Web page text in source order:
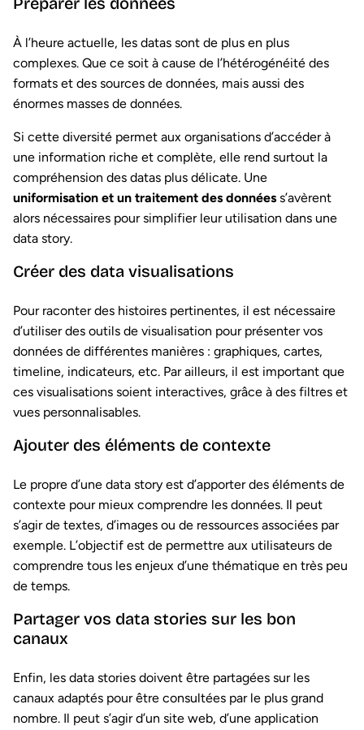
À l’heure actuelle, les datas sont de plus en plus
complexes. Que ce soit à cause de l’hétérogénéité des
formats et des sources de données, mais aussi des
énormes masses de données.
Si cette diversité permet aux organisations d’accéder à
une information riche et complète, elle rend surtout la
compréhension des datas plus délicate. Une
uniformisation et un traitement des données s’avèrent
alors nécessaires pour simplifier leur utilisation dans une
data story.
Créer des data visualisations
Pour raconter des histoires pertinentes, il est nécessaire
d’utiliser des outils de visualisation pour présenter vos
données de différentes manières : graphiques, cartes,
timeline, indicateurs, etc. Par ailleurs, il est important que
ces visualisations soient interactives, grâce à des filtres et
vues personnalisables.
Ajouter des éléments de contexte
Le propre d’une data story est d’apporter des éléments de
contexte pour mieux comprendre les données. Il peut
s’agir de textes, d’images ou de ressources associées par
exemple. L’objectif est de permettre aux utilisateurs de
comprendre tous les enjeux d’une thématique en très peu
de temps.
Partager vos data stories sur les bon
canaux
Enfin, les data stories doivent être partagées sur les
canaux adaptés pour être consultées par le plus grand
nombre. Il peut s’agir d’un site web, d’une application